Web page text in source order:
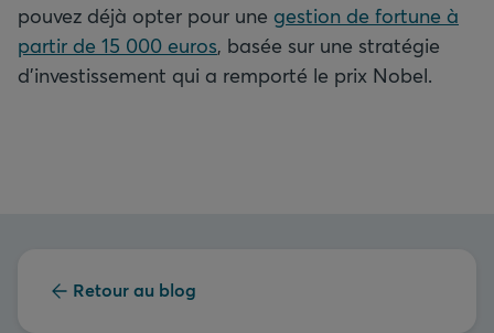
pouvez déjà opter pour une gestion de fortune à
partir de 15 000 euros, basée sur une stratégie
d’investissement qui a remporté le prix Nobel.
Retour au blog